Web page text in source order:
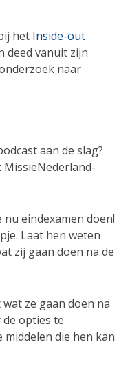
het Inside-out
deed vanuit zijn
naar
aan de slag?
eindexamen doen!
Laat hen weten
zij gaan doen na de
ze gaan doen na
de opties te
die hen kan